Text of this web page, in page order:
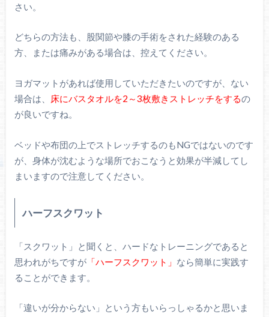
さい。
どちらの方法も、股関節や膝の手術をされた経験のある
方、または痛みがある場合は、控えてください。
ヨガマットがあれば使用していただきたいのですが、ない
場合は、
床にバスタオルを2～3枚敷きストレッチをするの
が良いですね。
ベッドや布団の上でストレッチするのもNGではないのです
が、身体が沈むような場所でおこなうと効果が半減してし
まいますので注意してください。
ハーフスクワット
「スクワット」と聞くと、ハードなトレーニングであると
思われがちですが「ハーフスクワット」 なら簡単に実践す
ることができます。
「違いが分からない」という方もいらっしゃるかと思いま